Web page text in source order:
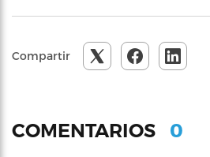
Compartir
COMENTARIOS 0